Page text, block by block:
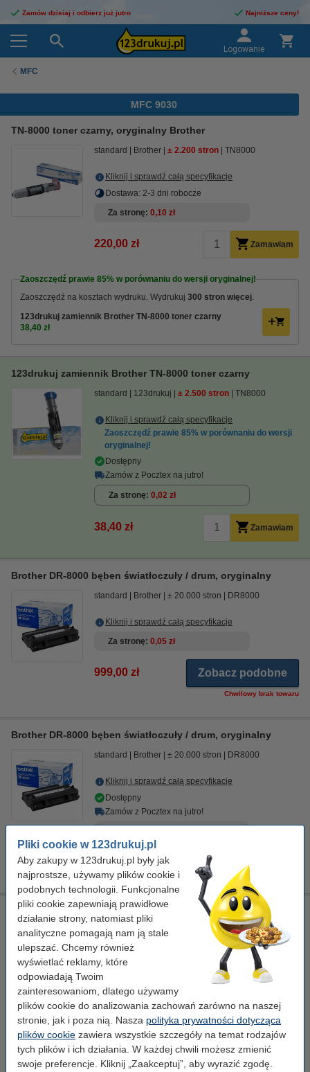
Pliki cookie w 123drukuj.pl
Aby zakupy w 123drukuj.pl były jak
najprostsze, używamy plików cookie i
podobnych technologii. Funkcjonalne
pliki cookie zapewniają prawidłowe
działanie strony, natomiast pliki
analityczne pomagają nam ją stale
ulepszać. Chcemy również
wyświetlać reklamy, które
odpowiadają Twoim
zainteresowaniom, dlatego używamy
plików cookie do analizowania zachowań zarówno na naszej
stronie, jak i poza nią. Nasza polityka prywatności dotycząca
plików cookie zawiera wszystkie szczegóły na temat rodzajów
tych plików i ich działania. W każdej chwili możesz zmienić
swoje preferencje. Kliknij „Zaakceptuj”, aby wyrazić zgodę.
Zamów dzisiaj i odbierz już jutro Najniższe ceny!
Logowanie
MFC
MFC 9030
TN-8000 toner czarny, oryginalny Brother
standard Brother ± 2.200 stron TN8000
Kliknij i sprawdź całą specyfikacje
Dostawa: 2-3 dni robocze
Za stronę 0,10 zł
220,00 zł Zamawiam
Zaoszczędź prawie 85% w porównaniu do wersji oryginalnej!
Zaoszczędź na kosztach wydruku. Wydrukuj 300 stron więcej.
123drukuj zamiennik Brother TN-8000 toner czarny
38,40 zł
123drukuj zamiennik Brother TN-8000 toner czarny
standard 123drukuj ± 2.500 stron TN8000
Kliknij i sprawdź całą specyfikacje
Zaoszczędź prawie 85% w porównaniu do wersji
oryginalnej!
Dostępny
Zamów z Pocztex na jutro!
Za stronę 0,02 zł
38,40 zł Zamawiam
Brother DR-8000 bęben światłoczuły / drum, oryginalny
standard Brother ± 20.000 stron DR8000
Kliknij i sprawdź całą specyfikacje
Za stronę 0,05 zł
999,00 zł Zobacz podobne
Chwilowy brak towaru
Brother DR-8000 bęben światłoczuły / drum, oryginalny
standard Brother ± 20.000 stron DR8000
Kliknij i sprawdź całą specyfikacje
Dostępny
Zamów z Pocztex na jutro!
849,00 zł
Ściereczka do czyszczenia drukarki laserowej
ściereczka do czyszczenia 43 x 32 cm
żółty
999058
Kliknij i sprawdź całą specyfikacje
Zamów z Pocztex na jutro!
7,50 zł Zamawiam